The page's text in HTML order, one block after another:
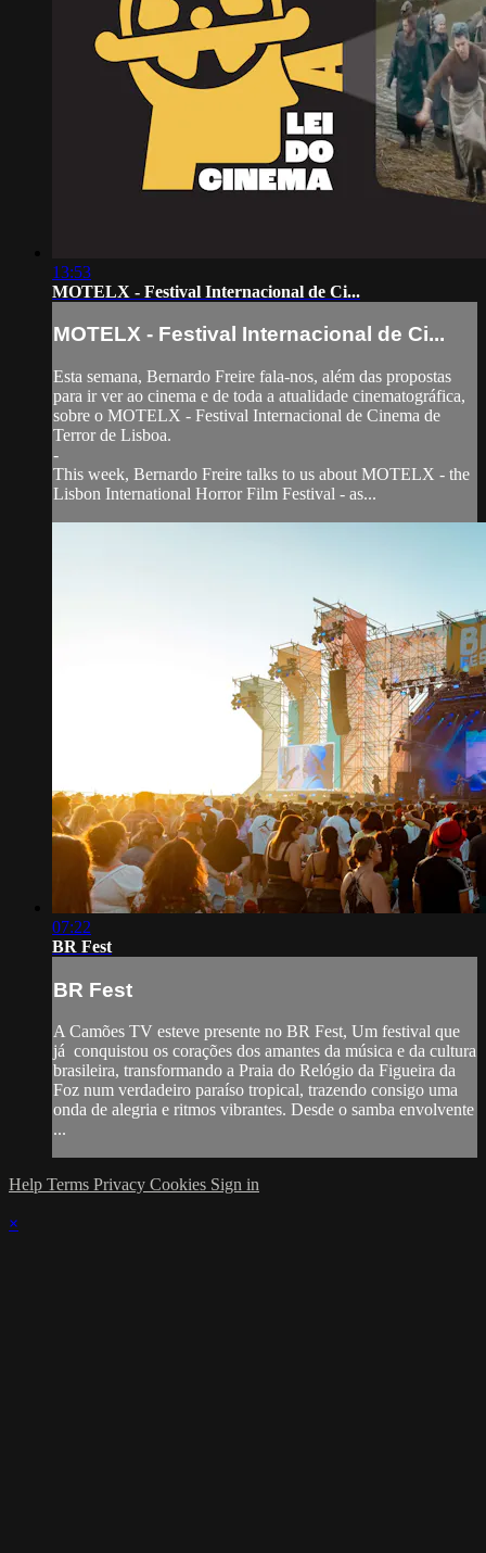
13:53
MOTELX - Festival Internacional de Ci...
MOTELX - Festival Internacional de Ci...
Esta semana, Bernardo Freire fala-nos, além das propostas
para ir ver ao cinema e de toda a atualidade cinematográfica,
sobre o MOTELX - Festival Internacional de Cinema de
Terror de Lisboa.
-
This week, Bernardo Freire talks to us about MOTELX - the
Lisbon International Horror Film Festival - as...
07:22
BR Fest
BR Fest
A Camões TV esteve presente no BR Fest, Um festival que
já conquistou os corações dos amantes da música e da cultura
brasileira, transformando a Praia do Relógio da Figueira da
Foz num verdadeiro paraíso tropical, trazendo consigo uma
onda de alegria e ritmos vibrantes. Desde o samba envolvente
...
Help Terms Privacy Cookies Sign in
×